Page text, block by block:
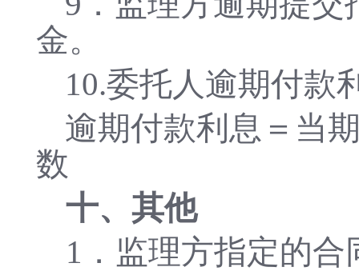
金。
10.委托人逾期付款
逾期付款利息＝当
数
十、其他
1．监理方指定的